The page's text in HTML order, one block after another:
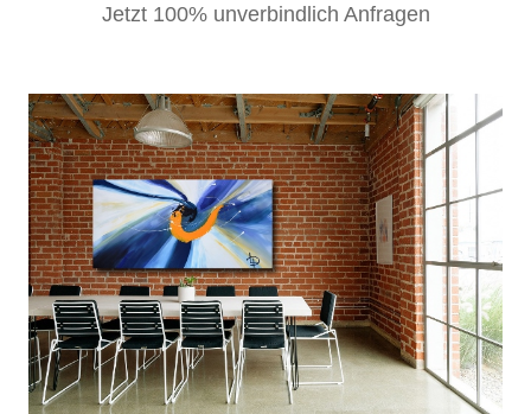
Jetzt 100% unverbindlich Anfragen